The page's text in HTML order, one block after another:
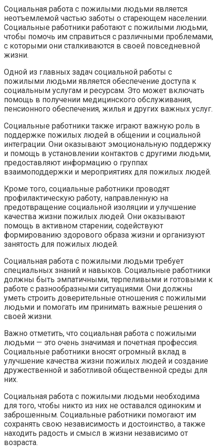
Социальная работа с пожилыми людьми является
неотъемлемой частью заботы о стареющем населении.
Социальные работники работают с пожилыми людьми,
чтобы помочь им справиться с различными проблемами,
с которыми они сталкиваются в своей повседневной
жизни.
Одной из главных задач социальной работы с
пожилыми людьми является обеспечение доступа к
социальным услугам и ресурсам. Это может включать
помощь в получении медицинского обслуживания,
пенсионного обеспечения, жилья и других важных услуг.
Социальные работники также играют важную роль в
поддержке пожилых людей в общении и социальной
интеграции. Они оказывают эмоциональную поддержку
и помощь в установлении контактов с другими людьми,
предоставляют информацию о группах
взаимоподдержки и мероприятиях для пожилых людей.
Кроме того, социальные работники проводят
профилактическую работу, направленную на
предотвращение социальной изоляции и улучшение
качества жизни пожилых людей. Они оказывают
помощь в активном старении, содействуют
формированию здорового образа жизни и организуют
занятость для пожилых людей.
Социальная работа с пожилыми людьми требует
специальных знаний и навыков. Социальные работники
должны быть эмпатичными, терпеливыми и готовыми к
работе с разнообразными ситуациями. Они должны
уметь строить доверительные отношения с пожилыми
людьми и помогать им принимать важные решения о
своей жизни.
Важно отметить, что социальная работа с пожилыми
людьми — это очень значимая и почетная профессия.
Социальные работники вносят огромный вклад в
улучшение качества жизни пожилых людей и создание
дружественной и заботливой общественной среды для
них.
Социальная работа с пожилыми людьми необходима
для того, чтобы никто из них не оставался одиноким и
заброшенным. Социальные работники помогают им
сохранять свою независимость и достоинство, а также
находить радость и смысл в жизни независимо от
возраста.